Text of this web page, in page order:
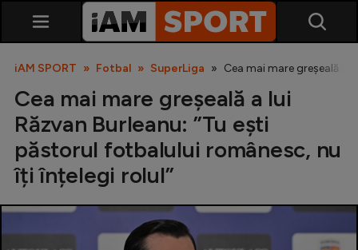
SuperLiga
Liga 2
iAM SPORT Fotbal SuperLiga Cea mai mare greșeală a
Cea mai mare greșeală a lui
Răzvan Burleanu: ”Tu ești
păstorul fotbalului românesc, nu
îți înțelegi rolul”